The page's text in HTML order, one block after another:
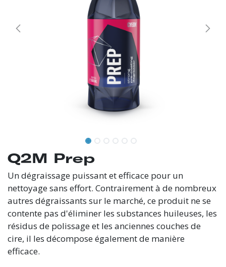
Q2M Prep
Un dégraissage puissant et efficace pour un
nettoyage sans effort. Contrairement à de nombreux
autres dégraissants sur le marché, ce produit ne se
contente pas d'éliminer les substances huileuses, les
résidus de polissage et les anciennes couches de
cire, il les décompose également de manière
efficace.